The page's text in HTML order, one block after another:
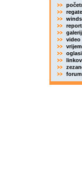
regate
video
oglasi
forum